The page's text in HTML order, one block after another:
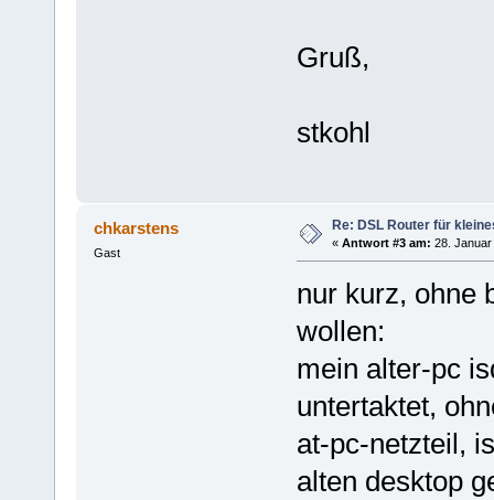
Gruß,
stkohl
chkarstens
Gast
Re: DSL Router für
« Antwort #3 am: 28.
nur kurz, ohne
wollen:
mein alter-pc
untertaktet,
at-pc-netzteil,
alten desktop